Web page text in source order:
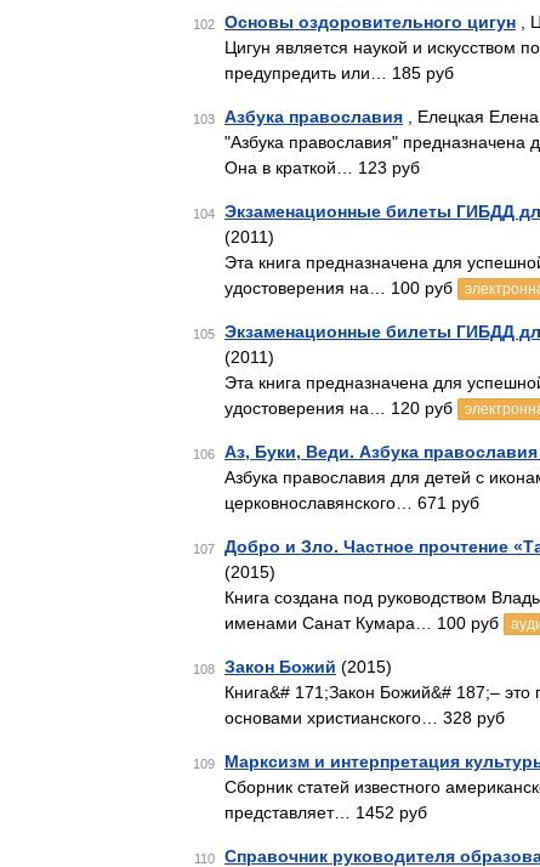
102 Основы оздоровительного цигун ,
Цигун является наукой и искусством
предупредить или… 185 руб
103 Азбука православия , Елецкая
"Азбука православия" предназначена
Она в краткой… 123 руб
104 Экзаменационные билеты ГИБДД
(2011)
Эта книга предназначена для
удостоверения на… 100 руб
105 Экзаменационные билеты ГИБДД
(2011)
Эта книга предназначена для
удостоверения на… 120 руб
106 Аз, Буки, Веди. Азбука
Азбука православия для детей с
церковнославянского… 671 руб
107 Добро и Зло. Частное прочтение
(2015)
Книга создана под руководством
именами Санат Кумара… 100 руб
108 Закон Божий (2015)
Книга&# 171;Закон Божий&# 187;–
основами христианского… 328 руб
109 Марксизм и интерпретация
Сборник статей известного
представляет… 1452 руб
110 Справочник руководителя